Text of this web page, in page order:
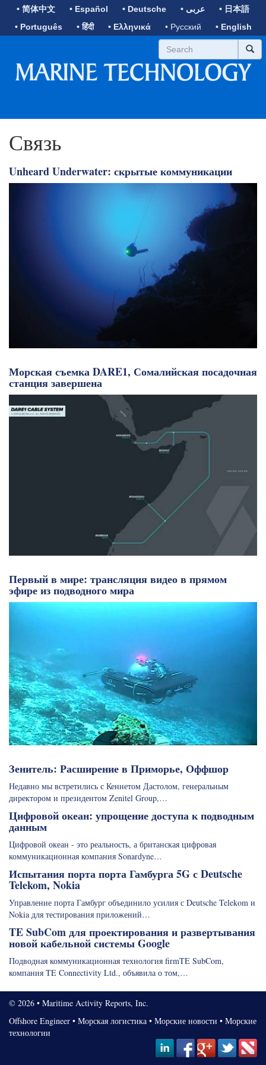
• 简体中文 • Español • Deutsche • عربى
• 日本語
• Português
• हिंदी • Ελληνικά • Русский • English
Связь
Unheard Underwater: скрытые коммуникации
Морская съемка DARE1, Сомалийская посадочная
станция завершена
Первый в мире: трансляция видео в прямом
эфире из подводного мира
Зенитель: Расширение в Приморье, Оффшор
Недавно мы встретились с Кеннетом Дастолом, генеральным
директором и президентом Zenitel Group,…
Цифровой океан: упрощение доступа к подводным
данным
Цифровой океан - это реальность, а британская цифровая
коммуникационная компания Sonardyne…
Испытания порта порта Гамбурга 5G с Deutsche
Telekom, Nokia
Управление порта Гамбург объединило усилия с Deutsche Telekom и
Nokia для тестирования приложений…
TE SubCom для проектирования и развертывания
новой кабельной системы Google
Подводная коммуникационная технология firmTE SubCom,
компания TE Connectivity Ltd., объявила о том,…
© 2026 • Maritime Activity Reports, Inc.
Offshore Engineer • Морская логистика • Морские новости • Морские
технологии